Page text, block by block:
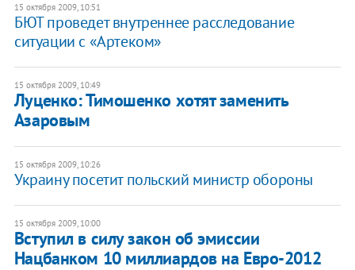
15 октября 2009, 10:51
БЮТ проведет внутреннее расследование
ситуации с «Артеком»
15 октября 2009, 10:49
Луценко: Тимошенко хотят заменить
Азаровым
15 октября 2009, 10:26
Украину посетит польский министр обороны
15 октября 2009, 10:00
Вступил в силу закон об эмиссии
Нацбанком 10 миллиардов на Евро-2012